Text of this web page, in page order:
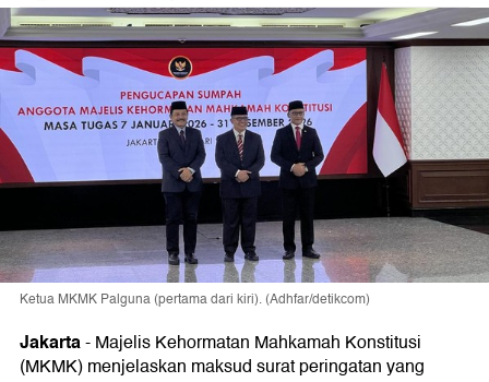
Ketua MKMK Palguna (pertama dari kiri). (Adhfar/detikcom)
Jakarta-Majelis Kehormatan Mahkamah Konstitusi
(MKMK) menjelaskan maksud surat peringatan yang